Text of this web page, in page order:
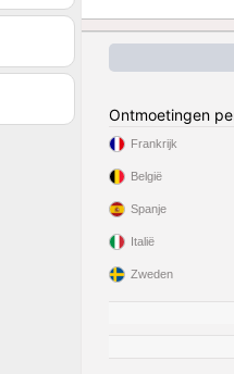
Ontmoetingen
Frankrijk
België
Spanje
Italië
Zweden